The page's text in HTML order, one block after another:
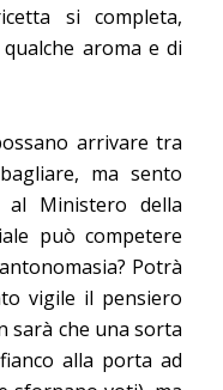
si completa,
aroma e di
arrivare tra
ma sento
Ministero della
può competere
Potrà
vigile il pensiero
sarà che una sorta
alla porta ad